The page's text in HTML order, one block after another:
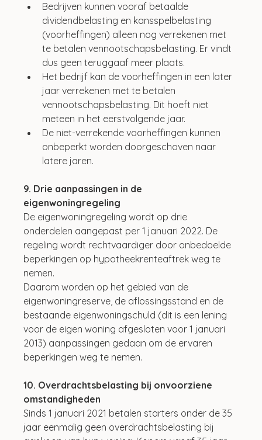
Bedrijven kunnen vooraf betaalde
dividendbelasting en kansspelbelasting
(voorheffingen) alleen nog verrekenen met
te betalen vennootschapsbelasting. Er vindt
dus geen teruggaaf meer plaats.
Het bedrijf kan de voorheffingen in een later
jaar verrekenen met te betalen
vennootschapsbelasting. Dit hoeft niet
meteen in het eerstvolgende jaar.
De niet-verrekende voorheffingen kunnen
onbeperkt worden doorgeschoven naar
latere jaren.
9. Drie aanpassingen in de
eigenwoningregeling
De eigenwoningregeling wordt op drie
onderdelen aangepast per 1 januari 2022. De
regeling wordt rechtvaardiger door onbedoelde
beperkingen op hypotheekrenteaftrek weg te
nemen.
Daarom worden op het gebied van de
eigenwoningreserve, de aflossingsstand en de
bestaande eigenwoningschuld (dit is een lening
voor de eigen woning afgesloten voor 1 januari
2013) aanpassingen gedaan om de ervaren
beperkingen weg te nemen.
10. Overdrachtsbelasting bij onvoorziene
omstandigheden
Sinds 1 januari 2021 betalen starters onder de 35
jaar eenmalig geen overdrachtsbelasting bij